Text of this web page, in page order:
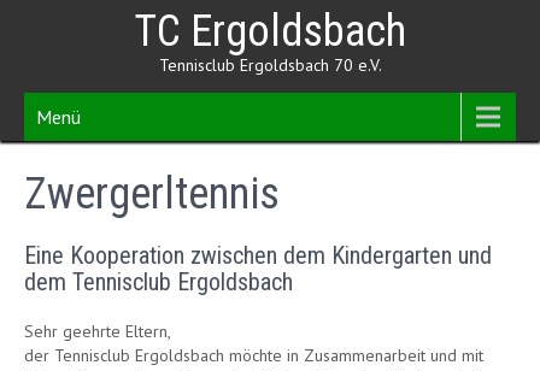
TC Ergoldsbach
Tennisclub Ergoldsbach 70 e.V.
Menü
Zwergerltennis
Eine Kooperation zwischen dem Kindergarten und
dem Tennisclub Ergoldsbach
Sehr geehrte Eltern,
der Tennisclub Ergoldsbach möchte in Zusammenarbeit und mit